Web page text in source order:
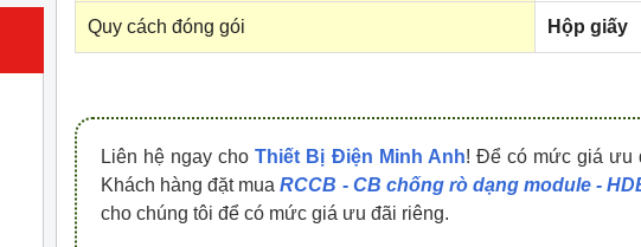
Quy cách đóng gói Hộp giấy
Liên hệ ngay choThiết Bị Điện Minh Anh! Để có mức giá ưu
Khách hàng đặt muaRCCB - CB chống rò dạng module -
cho chúng tôi để có mức giá ưu đãi riêng.